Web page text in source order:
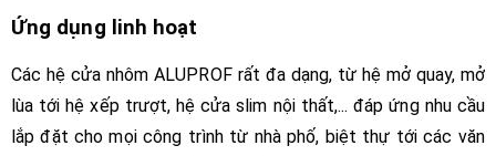
Ứng dụng linh hoạt
Các hệ cửa nhôm ALUPROF rất đa dạng, từ hệ mở quay, mở
lùa tới hệ xếp trượt, hệ cửa slim nội thất,... đáp ứng nhu cầu
lắp đặt cho mọi công trình từ nhà phố, biệt thự tới các văn